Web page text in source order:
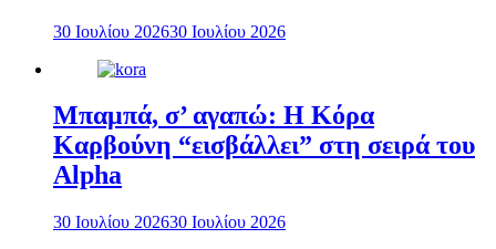
30 Ιουλίου 202630 Ιουλίου 2026
Μπαμπά, σ’ αγαπώ: Η Κόρα
Καρβούνη “εισβάλλει” στη σειρά του
Alpha
30 Ιουλίου 202630 Ιουλίου 2026